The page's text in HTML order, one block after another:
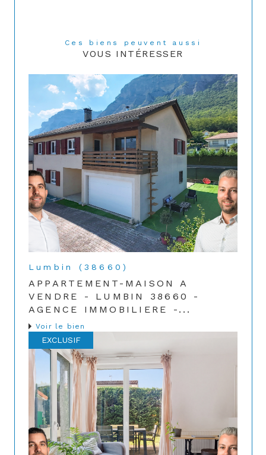
Ces biens peuvent aussi
VOUS INTÉRESSER
Lumbin (38660)
APPARTEMENT-MAISON A
VENDRE - LUMBIN 38660 -
AGENCE IMMOBILIERE -...
Voir le bien
EXCLUSIF